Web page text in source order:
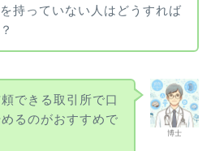
持っていない人はどうすれば
博士
できる取引所で口
るのがおすすめで